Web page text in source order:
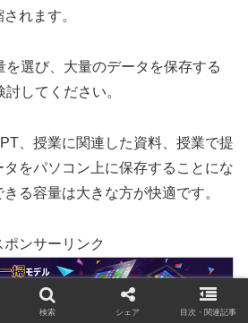
れます。
選び、大量のデータを保存する
してください。
、授業に関連した資料、授業で提
をパソコン上に保存することにな
る容量は大きな方が快適です。
ポンサーリンク
検索 シェア 目次・関連記事